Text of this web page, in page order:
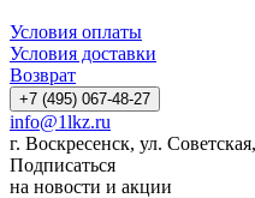
Условия оплаты
Условия доставки
Возврат
+7 (495) 067-48-27
info@1lkz.ru
г. Воскресенск, ул.
Подписаться
на новости и акции